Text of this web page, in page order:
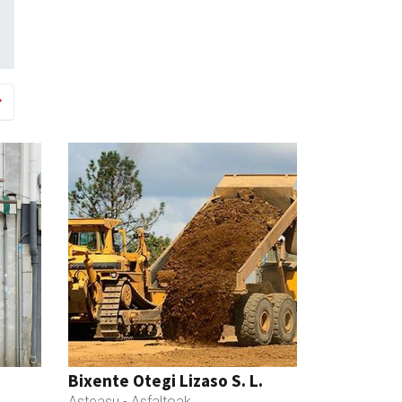
Bixente Otegi Lizaso S. L.